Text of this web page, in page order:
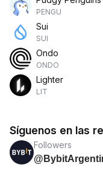
PENGU
Sui
SUI
Ondo
ONDO
Lighter
LIT
Síguenos en las
Followers